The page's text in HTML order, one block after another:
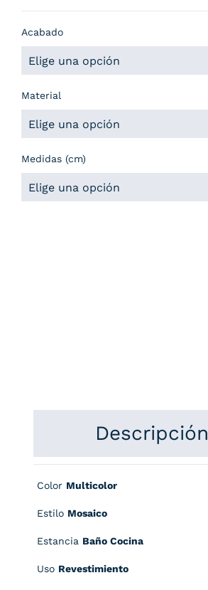
Acabado
Material
Medidas (cm)
Descripción
Color Multicolor
Estilo Mosaico
Estancia Baño Cocina
Uso Revestimiento